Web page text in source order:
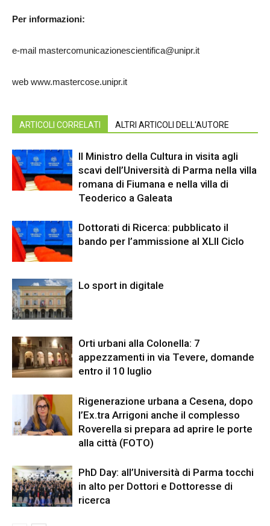
Per informazioni:
e-mail mastercomunicazionescientifica@unipr.it
web www.mastercose.unipr.it
ARTICOLI CORRELATI ALTRI ARTICOLI DELL'AUTORE
Il Ministro della Cultura in visita agli
scavi dell’Università di Parma nella villa
romana di Fiumana e nella villa di
Teoderico a Galeata
Dottorati di Ricerca: pubblicato il
bando per l’ammissione al XLII Ciclo
Lo sport in digitale
Orti urbani alla Colonella: 7
appezzamenti in via Tevere, domande
entro il 10 luglio
Rigenerazione urbana a Cesena, dopo
l’Ex.tra Arrigoni anche il complesso
Roverella si prepara ad aprire le porte
alla città (FOTO)
PhD Day: all’Università di Parma tocchi
in alto per Dottori e Dottoresse di
ricerca